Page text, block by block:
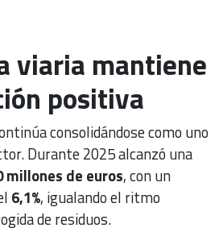
viaria mantiene
positiva
consolidándose como uno
Durante 2025 alcanzó una
millones de euros, con un
6,1%, igualando el ritmo
de residuos.